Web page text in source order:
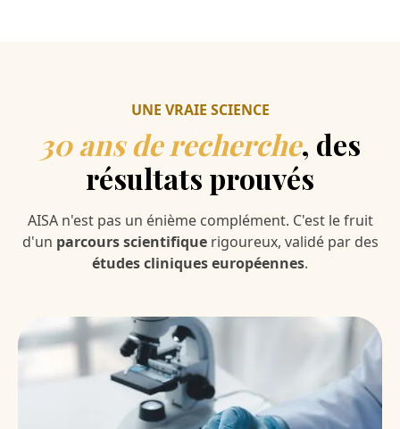
UNE VRAIE SCIENCE
30 ans de recherche, des
résultats prouvés
AISA n'est pas un énième complément. C'est le fruit
d'un parcours scientifiquerigoureux, validé par des
études cliniques européennes.